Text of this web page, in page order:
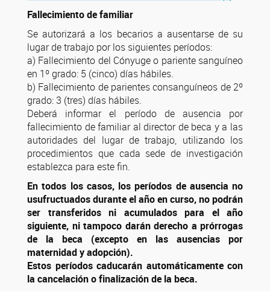
Fallecimiento de familiar
Se autorizará a los becarios a ausentarse de su
lugar de trabajo por los siguientes períodos:
a) Fallecimiento del Cónyuge o pariente sanguíneo
en 1º grado: 5 (cinco) días hábiles.
b) Fallecimiento de parientes consanguíneos de 2º
grado: 3 (tres) días hábiles.
Deberá informar el período de ausencia por
fallecimiento de familiar al director de beca y a las
autoridades del lugar de trabajo, utilizando los
procedimientos que cada sede de investigación
establezca para este fin.
En todos los casos, los períodos de ausencia no
usufructuados durante el año en curso, no podrán
ser transferidos ni acumulados para el año
siguiente, ni tampoco darán derecho a prórrogas
de la beca (excepto en las ausencias por
maternidad y adopción).
Estos períodos caducarán automáticamente con
la cancelación o finalización de la beca.